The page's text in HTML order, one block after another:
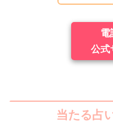
電
公式
当たる占